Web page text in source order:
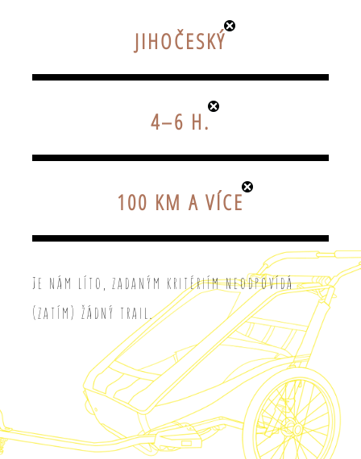
JIHOČESKÝ
4–6 H.
100 KM A VÍCE
Je nám líto, zadaným kritériím neodpovídá
(zatím) žádný trail.